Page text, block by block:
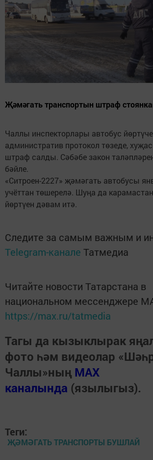
Җәмәгать транспортын штраф
Чаллы инспекторлары автобус
административ протокол төзеде,
штраф салды. Сәбәбе закон
бәйле.
«Ситроен-2227» җәмәгать автобусы
учёттан төшерелә. Шуңа да
йөртүен дәвам итә.
Следите за самым важным и
Telegram-канале Татмедиа
Читайте новости Татарстана в
национальном мессенджере
https://max.ru/tatmedia
Тагы да кызыклырак
фото һәм видеолар
Чаллы»ның MAX
каналында (язылыгыз).
Теги:
ҖӘМӘГАТЬ ТРАНСПОРТЫ БУШЛАЙ